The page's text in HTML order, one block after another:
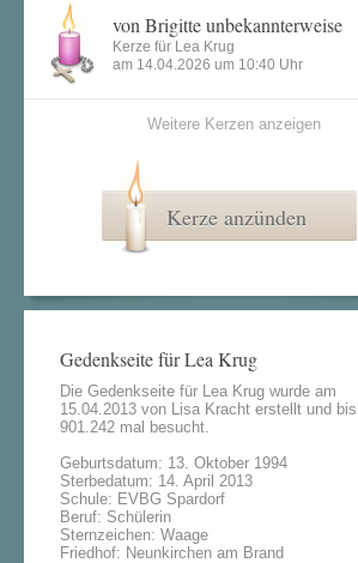
von Brigitte unbekannterweise
Kerze für Lea Krug
am 14.04.2026 um 10:40 Uhr
Weitere Kerzen anzeigen
Kerze anzünden
Gedenkseite für Lea Krug
Die Gedenkseite für Lea Krug wurde am
15.04.2013 von Lisa Kracht erstellt und
901.242 mal besucht.
Geburtsdatum: 13. Oktober 1994
Sterbedatum: 14. April 2013
Schule: EVBG Spardorf
Beruf: Schülerin
Sternzeichen: Waage
Friedhof: Neunkirchen am Brand